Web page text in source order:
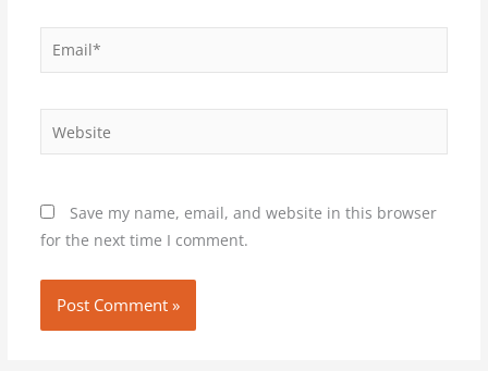
Email*
Website
Save my name, email, and website in this browser
for the next time I comment.